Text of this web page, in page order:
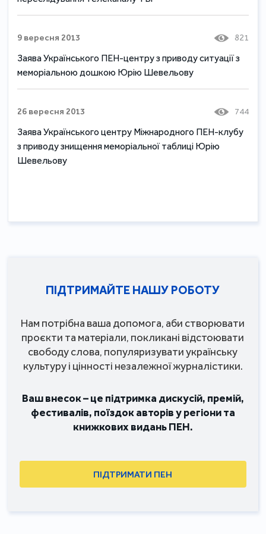
9 вересня 2013 821
Заява Українського ПЕН-центру з приводу ситуації з
меморіальною дошкою Юрію Шевельову
26 вересня 2013 744
Заява Українського центру Міжнародного ПЕН-клубу
з приводу знищення меморіальної таблиці Юрію
Шевельову
ПІДТРИМАЙТЕ НАШУ РОБОТУ
Нам потрібна ваша допомога, аби створювати
проєкти та матеріали, покликані відстоювати
свободу слова, популяризувати українську
культуру і цінності незалежної журналістики.
Ваш внесок – це підтримка дискусій, премій,
фестивалів, поїздок авторів у регіони та
книжкових видань ПЕН.
ПІДТРИМАТИ ПЕН